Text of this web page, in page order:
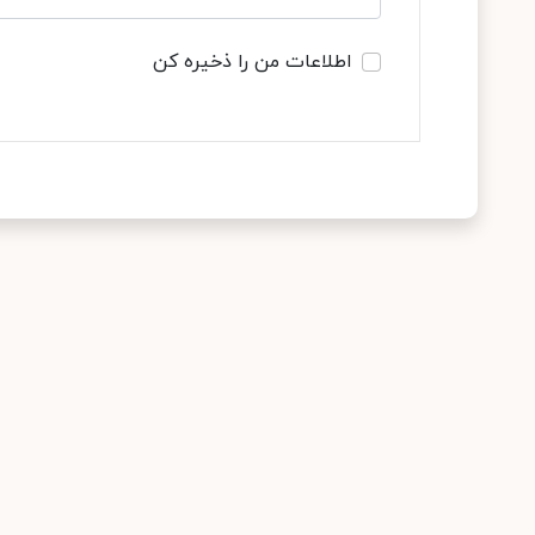
اطلاعات من را ذخیره کن